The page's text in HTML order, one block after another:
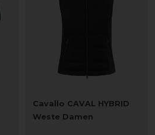
Cavallo CAVAL HYBRID
Weste Damen